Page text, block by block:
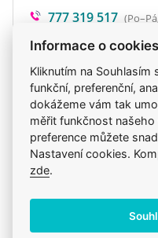
777 319 517
eshop@veterix.cz
Produkt také v
Krmiva
Hill's
Pro dospělé
Informace o cookies
Kliknutím na
funkční, preferenční,
dokážeme vám tak
měřit funkčnost
preference můžete
Nastavení cookies.
zde.